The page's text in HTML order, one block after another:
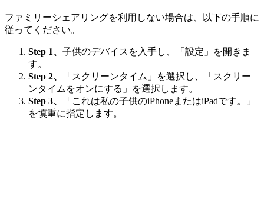
ファミリーシェアリングを利用しない場合は、以下の手順に
従ってください。
Step 1、 子供のデバイスを入手し、「設定」を開きま
す。
Step 2、
「スクリーンタイム」を選択し、「スクリー
ンタイムをオンにする」を選択します。
Step 3、
「これは私の子供のiPhoneまたはiPadです。」
を慎重に指定します。